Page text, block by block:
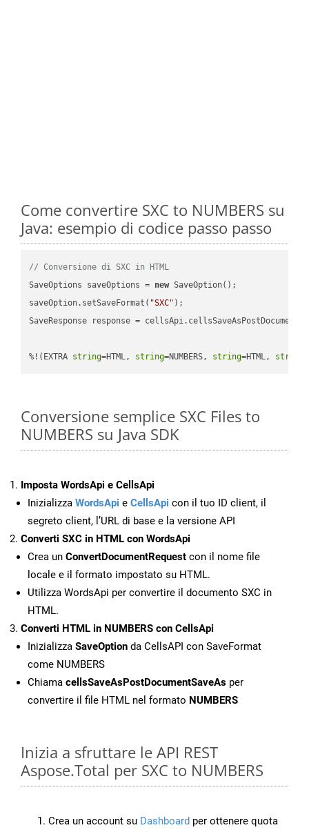
Come convertire SXC to NUMBERS su
Java: esempio di codice passo passo
// Conversione di SXC in HTML
SaveOptions saveOptions = new SaveOption();
saveOption.setSaveFormat( "SXC" );
SaveResponse response =
%!(EXTRA string=HTML, string=NUMBERS, string=HTML, string
Conversione semplice SXC Files to
NUMBERS su Java SDK
Imposta WordsApi e CellsApi
Inizializza WordsApi e CellsApi con il tuo ID client, il
segreto client, l’URL di base e la versione API
Converti SXC in HTML con WordsApi
Crea un ConvertDocumentRequest con il nome file
locale e il formato impostato su HTML.
Utilizza WordsApi per convertire il documento SXC in
HTML.
Converti HTML in NUMBERS con CellsApi
Inizializza SaveOption da CellsAPI con SaveFormat
come NUMBERS
Chiama cellsSaveAsPostDocumentSaveAs per
convertire il file HTML nel formato NUMBERS
Inizia a sfruttare le API REST
Aspose.Total per SXC to NUMBERS
Crea un account su Dashboard per ottenere quota